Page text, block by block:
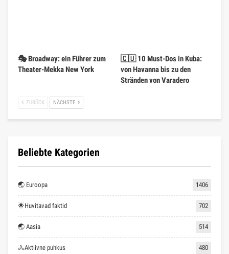
🎭 Broadway: ein Führer zum
Theater-Mekka New York
🇨🇺 10 Must-Dos in Kuba:
von Havanna bis zu den
Stränden von Varadero
ZURÜCK NÄCHSTE
Beliebte Kategorien
🌏 Euroopa 1406
🌟Huvitavad faktid 702
🌏 Aasia 514
🚴Aktiivne puhkus 480